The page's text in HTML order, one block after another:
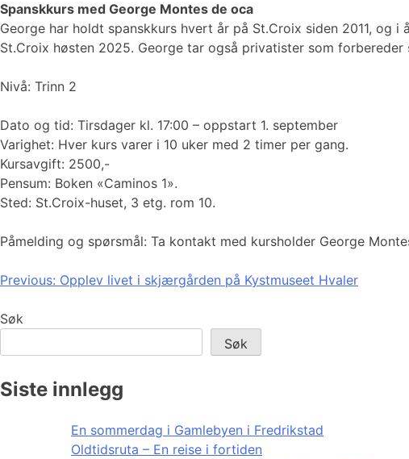
Spanskkurs med George Montes de oca
George har holdt spanskkurs hvert år på St.Croix siden 2011, og
St.Croix høsten 2025. George tar også privatister som forbereder
Nivå: Trinn 2
Dato og tid: Tirsdager kl. 17:00 – oppstart 1. september
Varighet: Hver kurs varer i 10 uker med 2 timer per gang.
Kursavgift: 2500,-
Pensum: Boken «Caminos 1».
Sted: St.Croix-huset, 3 etg. rom 10.
Påmelding og spørsmål: Ta kontakt med kursholder George
Innleggsnavigasjon
Previous: Opplev livet i skjærgården på Kystmuseet Hvaler
Søk
Søk
Siste innlegg
En sommerdag i Gamlebyen i Fredrikstad
Oldtidsruta – En reise i fortiden